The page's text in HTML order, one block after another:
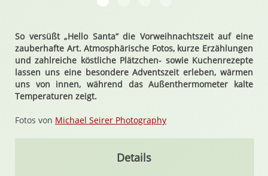
So versüßt „Hello Santa“ die Vorweihnachtszeit auf eine
zauberhafte Art. Atmosphärische Fotos, kurze Erzählungen
und zahlreiche köstliche Plätzchen- sowie Kuchenrezepte
lassen uns eine besondere Adventszeit erleben, wärmen
uns von innen, während das Außenthermometer kalte
Temperaturen zeigt.
Fotos von Michael Seirer Photography
Details